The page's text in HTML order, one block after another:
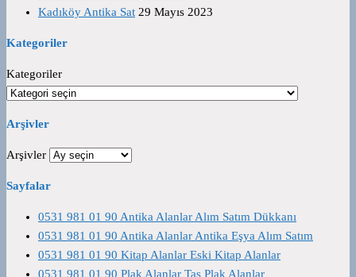
Kadıköy Antika Sat 29 Mayıs 2023
Kategoriler
Kategoriler
Arşivler
Arşivler
Sayfalar
0531 981 01 90 Antika Alanlar Alım Satım Dükkanı
0531 981 01 90 Antika Alanlar Antika Eşya Alım Satım
0531 981 01 90 Kitap Alanlar Eski Kitap Alanlar
0531 981 01 90 Plak Alanlar Taş Plak Alanlar